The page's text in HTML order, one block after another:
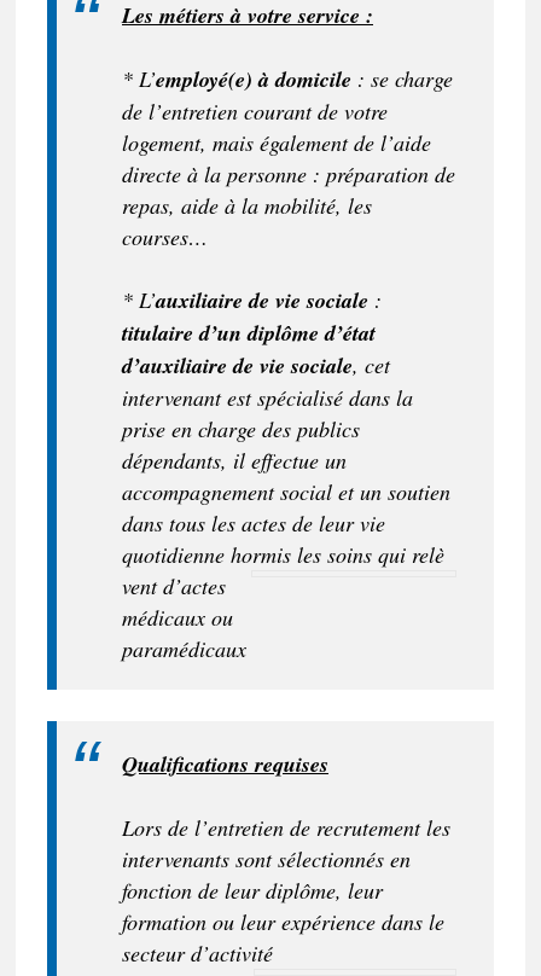
Les métiers à votre service :
* L’employé(e) à domicile : se charge
de l’entretien courant de votre
logement, mais également de l’aide
directe à la personne : préparation de
repas, aide à la mobilité, les
courses…
* L’auxiliaire de vie sociale :
titulaire d’un diplôme d’état
d’auxiliaire de vie sociale, cet
intervenant est spécialisé dans la
prise en charge des publics
dépendants, il effectue un
accompagnement social et un soutien
dans tous les actes de leur vie
quotidienne hormis les soins qui relè
vent d’actes
médicaux ou
paramédicaux
Qualifications requises
Lors de l’entretien de recrutement les
intervenants sont sélectionnés en
fonction de leur diplôme, leur
formation ou leur expérience dans le
secteur d’activité